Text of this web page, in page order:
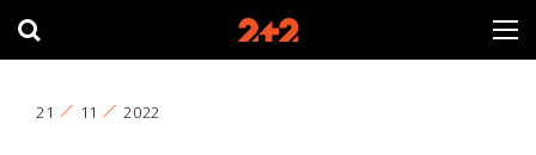
21 11 2022